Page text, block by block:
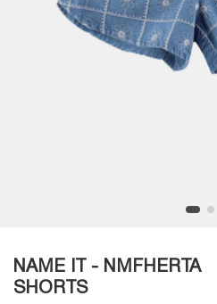
NAME IT - NMFHERTA
SHORTS